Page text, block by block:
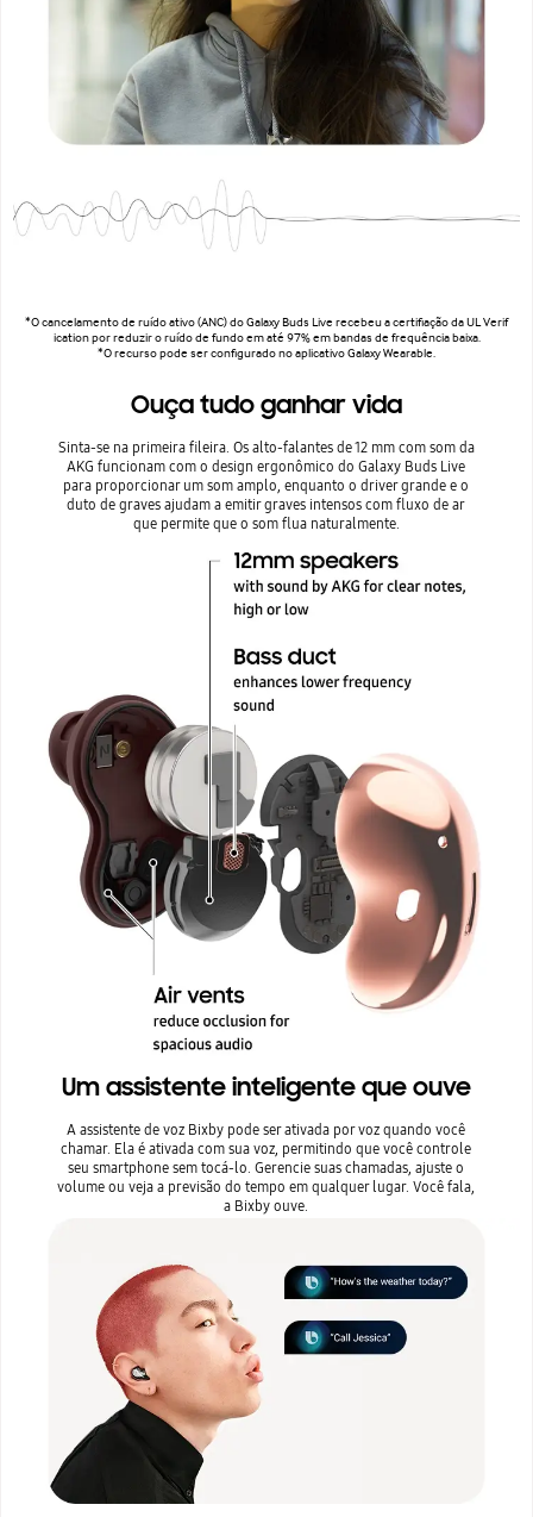
*O cancelamento de ruído ativo (ANC) do Galaxy Buds Live recebeu a certifiação da UL Verif
ication por reduzir o ruído de fundo em até 97% em bandas de frequência baixa.
*O recurso pode ser configurado no aplicativo Galaxy Wearable.
Ouça tudo ganhar vida
Sinta-se na primeira fileira. Os alto-falantes de 12 mm com som da
AKG funcionam com o design ergonômico do Galaxy Buds Live
para proporcionar um som amplo, enquanto o driver grande e o
duto de graves ajudam a emitir graves intensos com fluxo de ar
que permite que o som flua naturalmente.
Um assistente inteligente que ouve
A assistente de voz Bixby pode ser ativada por voz quando você
chamar. Ela é ativada com sua voz, permitindo que você controle
seu smartphone sem tocá-lo. Gerencie suas chamadas, ajuste o
volume ou veja a previsão do tempo em qualquer lugar. Você fala,
a Bixby ouve.